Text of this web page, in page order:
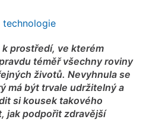
technologie
prostředí, ve kterém
téměř všechny roviny
životů. Nevyhnula se
má být trvale udržitelný a
si kousek takového
jak podpořit zdravější